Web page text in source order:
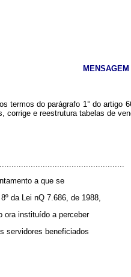
termos do parágrafo 1° do
corrige e reestrutura tabelas de
a que se
da Lei nQ 7.686, de 1988,
ora instituído a perceber
servidores beneficiados